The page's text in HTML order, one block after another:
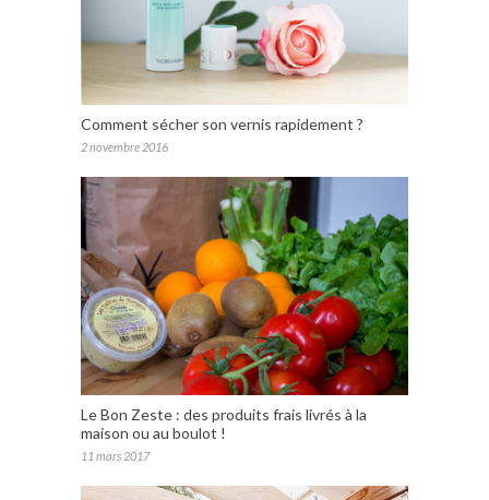
Comment sécher son vernis rapidement ?
2 novembre 2016
Le Bon Zeste : des produits frais livrés à la
maison ou au boulot !
11 mars 2017